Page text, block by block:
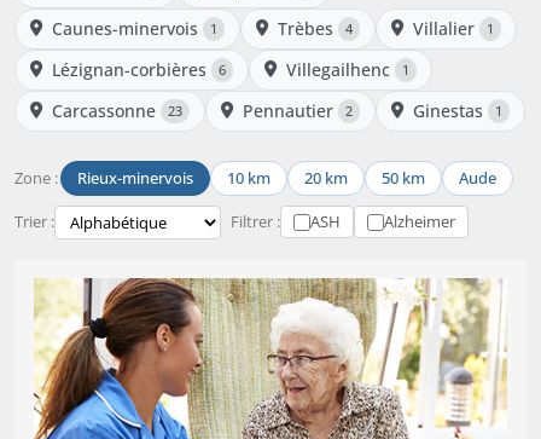
Caunes-minervois 1 Trèbes 4 Villalier 1
Lézignan-corbières 6 Villegailhenc 1
Carcassonne 23 Pennautier 2 Ginestas 1
Zone : Rieux-minervois 10 km 20 km 50 km Aude
Trier : Filtrer : ASH Alzheimer